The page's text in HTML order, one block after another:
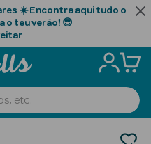
☀️ Encontra aqui tudo o
o teu verão! 😎